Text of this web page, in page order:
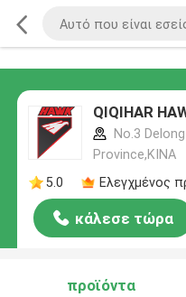
QIQIHAR
No.3
Province,ΚΙΝΑ
5.0
Ελεγχμένος
κάλεσε τώρα
προϊόντα